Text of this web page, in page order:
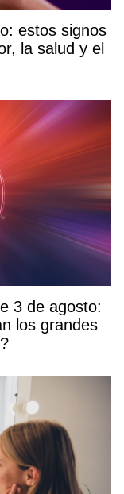
estos signos
la salud y el
3 de agosto:
los grandes